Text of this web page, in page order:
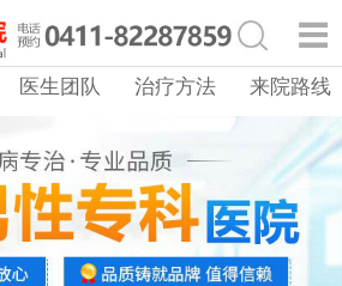
医生团队 治疗方法 来院路线